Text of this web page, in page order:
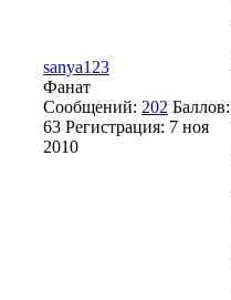
sanya123
Фанат
Сообщений: 202 Баллов:
63 Регистрация: 7 ноя
2010